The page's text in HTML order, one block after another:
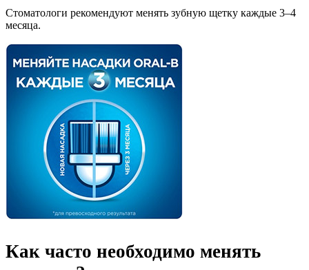
Стоматологи рекомендуют менять зубную щетку каждые 3–4
месяца.
Как часто необходимо менять